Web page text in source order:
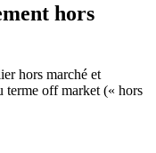
hors
hors marché et
terme off market (« hors